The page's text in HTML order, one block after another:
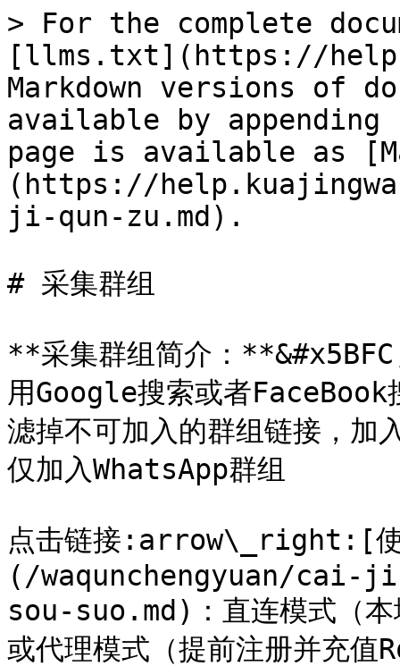
> For the complete
[llms.txt](https://
Markdown versions of
available by
page is available as
(https://
ji-qun-zu.md).
# 采集群组
**采集群组简介：
用Google搜索或者
滤掉不可加入的群组链接，加
仅加入WhatsApp群组
点击链接:arrow\_right:[使
(/waqunchengyuan/
sou-suo.md)：直连模式（本
或代理模式（提前注册并充